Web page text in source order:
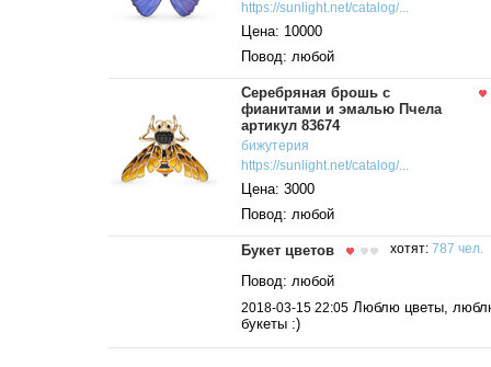
https://sunlight.net/catalog/...
Цена: 10000
Повод: любой
Серебряная брошь с
фианитами и эмалью Пчела
артикул 83674
бижутерия
https://sunlight.net/catalog/...
Цена: 3000
Повод: любой
Букет цветов хотят: 787 чел.
Повод: любой
2018-03-15 22:05 Люблю цветы,
букеты :)